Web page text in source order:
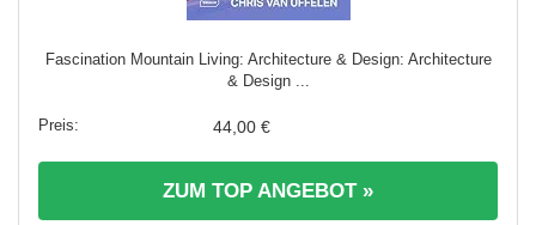
Fascination Mountain Living: Architecture & Design: Architecture
& Design ...
44,00 €
ZUM TOP ANGEBOT »